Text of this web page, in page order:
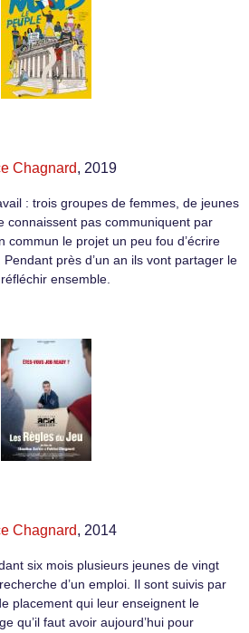
Chagnard, 2019
: trois groupes de femmes, de jeunes
connaissent pas communiquent par
commun le projet un peu fou d’écrire
près d’un an ils vont partager le
ensemble.
Chagnard, 2014
six mois plusieurs jeunes de vingt
d’un emploi. Il sont suivis par
placement qui leur enseignent le
qu’il faut avoir aujourd’hui pour